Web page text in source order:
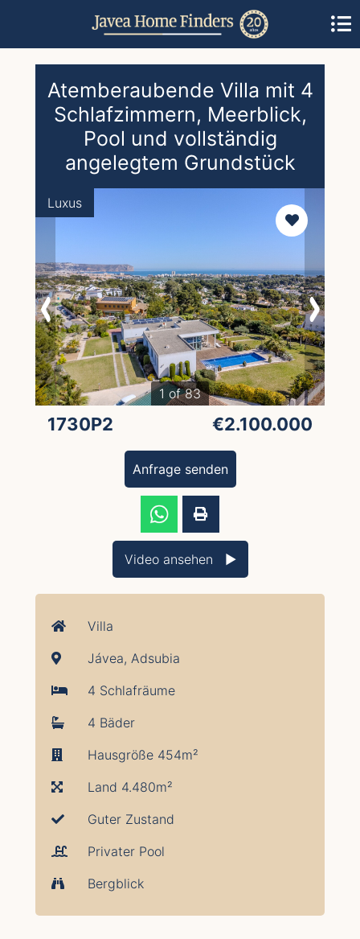
Atemberaubende Villa mit 4
Schlafzimmern, Meerblick,
Pool und vollständig
angelegtem Grundstück
1 of 83
Luxus
1730P2 €2.100.000
Anfrage senden
Video ansehen ▶︎
Villa
Jávea, Adsubia
4 Schlafräume
4 Bäder
Hausgröße 454m²
Land 4.480m²
Guter Zustand
Privater Pool
Bergblick